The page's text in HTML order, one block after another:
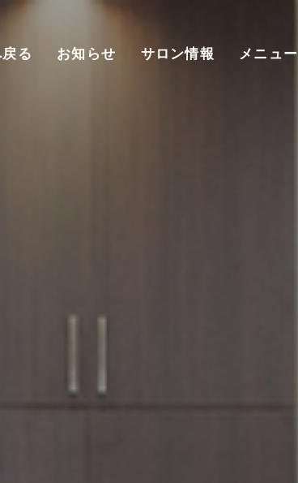
る お知らせ サロン情報 メニュー